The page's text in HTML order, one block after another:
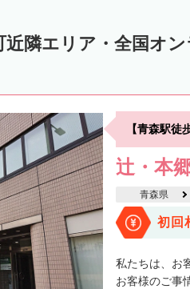
近隣エリア・全国オ
【青森駅
辻・本
青森県
初回
私たちは、お
お客様のご事